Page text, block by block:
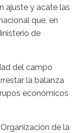
ajuste y acate las
que, en
de
del campo
la balanza
económicos
de la